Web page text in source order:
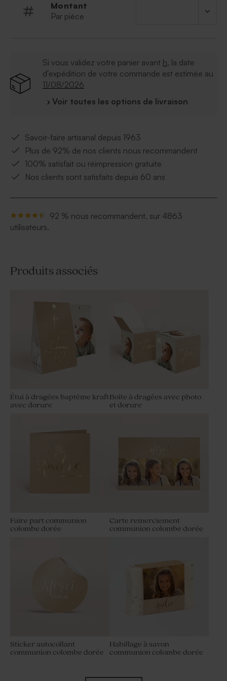
Montant
Par pièce
Si vous validez votre panier avant h, la date
d'expédition de votre commande est estimée au
11/08/2026
› Voir toutes les options de livraison
Savoir-faire artisanal depuis 1963
Plus de 92% de nos clients nous recommandent
100% satisfait ou réimpression gratuite
Nos clients sont satisfaits depuis 60 ans
92 % nous recommandent, sur 4863
utilisateurs.
Produits associés
Étui à dragées baptême kraft
avec dorure
Boîte à dragées avec photo
et dorure
Faire part communion
colombe dorée
Carte remerciement
communion colombe dorée
Sticker autocollant
communion colombe dorée
Habillage à savon
communion colombe dorée